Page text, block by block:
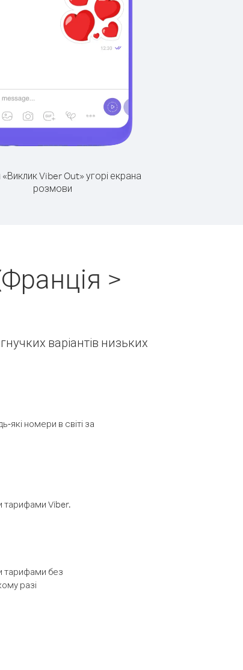
Viber Out» угорі екрана
розмови
>
варіантів низьких
номери в світі за
тарифами Viber.
тарифами без
разі